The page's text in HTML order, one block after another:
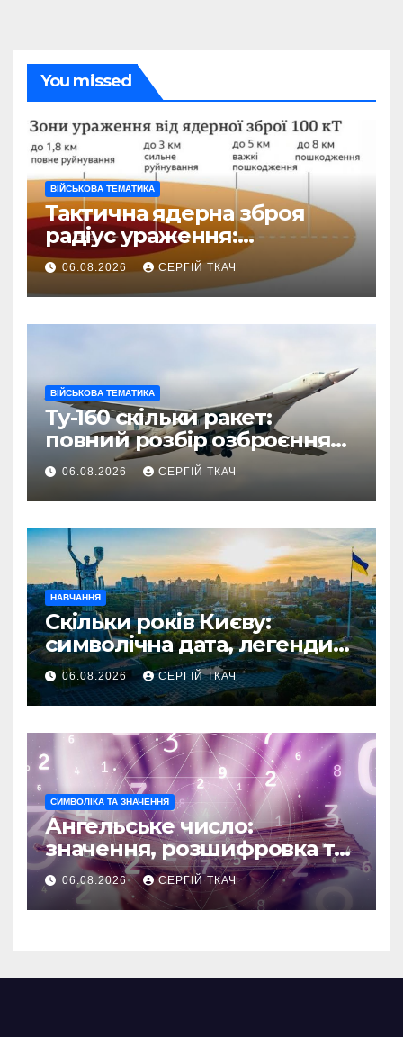
You missed
ВІЙСЬКОВА ТЕМАТИКА
Тактична ядерна зброя
радіус ураження:
детальний розбір зон
знищення
06.08.2026 СЕРГІЙ ТКАЧ
ВІЙСЬКОВА ТЕМАТИКА
Ту-160 скільки ракет:
повний розбір озброєння
стратегічного
бомбардувальника
06.08.2026 СЕРГІЙ ТКАЧ
НАВЧАННЯ
Скільки років Києву:
символічна дата, легенди
та те, що кажуть історики
06.08.2026 СЕРГІЙ ТКАЧ
СИМВОЛІКА ТА ЗНАЧЕННЯ
Ангельське число:
значення, розшифровка та
послання
06.08.2026 СЕРГІЙ ТКАЧ